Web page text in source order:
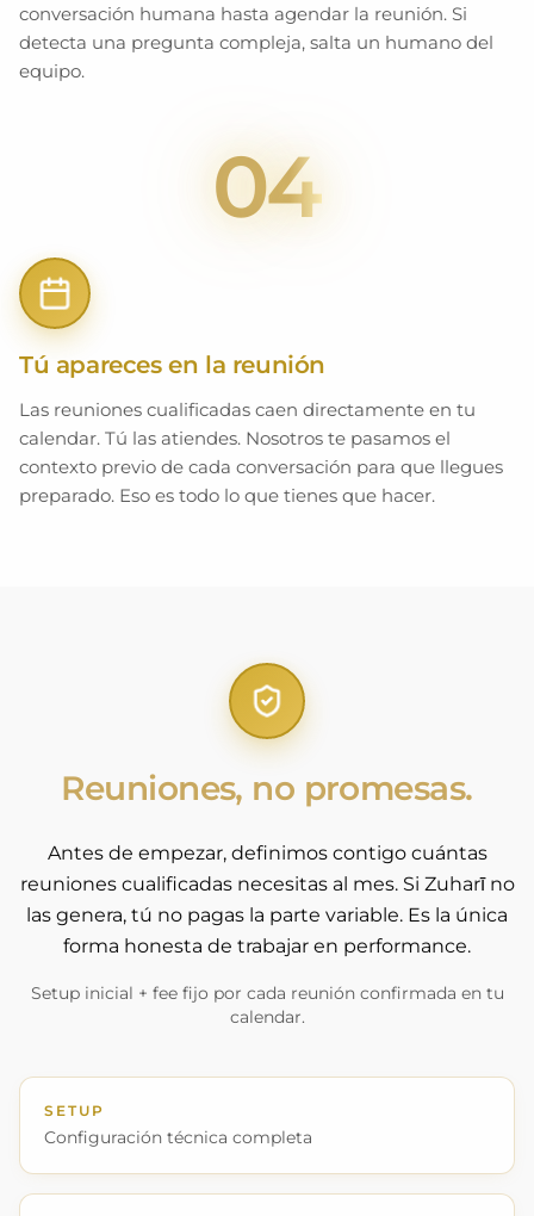
conversación humana hasta agendar la reunión. Si
detecta una pregunta compleja, salta un humano del
equipo.
04
Tú apareces en la reunión
Las reuniones cualificadas caen directamente en tu
calendar. Tú las atiendes. Nosotros te pasamos el
contexto previo de cada conversación para que llegues
preparado. Eso es todo lo que tienes que hacer.
Reuniones, no promesas.
Antes de empezar, definimos contigo cuántas
reuniones cualificadas necesitas al mes. Si Zuharī no
las genera, tú no pagas la parte variable. Es la única
forma honesta de trabajar en performance.
Setup inicial + fee fijo por cada reunión confirmada en tu
calendar.
SETUP
Configuración técnica completa